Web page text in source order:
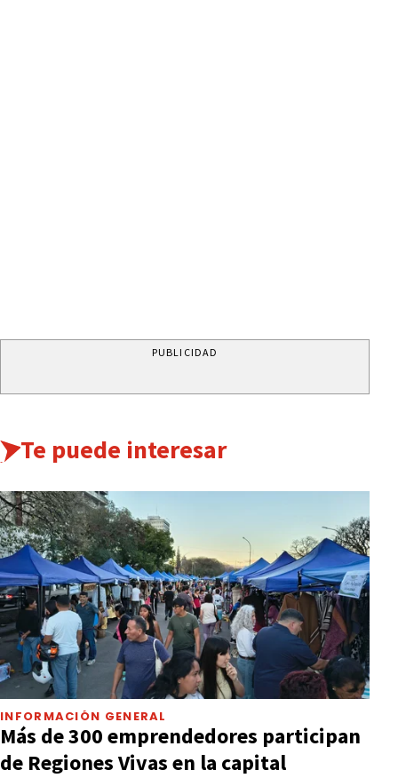
PUBLICIDAD
Te puede interesar
INFORMACIÓN GENERAL
Más de 300 emprendedores participan
de Regiones Vivas en la capital